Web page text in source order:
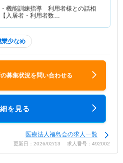
・機能訓練指導 利用者様との話相
入居者・利用者数…
業少なめ
募集状況を問い合わせる
を見る
医療法人福島会の求人一覧
更新日：2026/02/13 求人番号：492002